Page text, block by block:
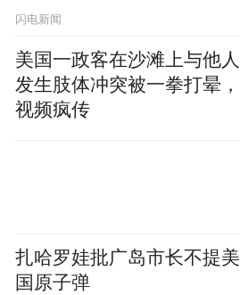
闪电新闻
美国一政客在沙滩上与他人
发生肢体冲突被一拳打晕，
视频疯传
扎哈罗娃批广岛市长不提美
国原子弹